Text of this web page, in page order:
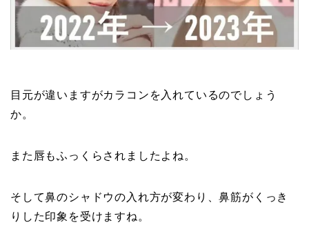
目元が違いますがカラコンを入れているのでしょう
か。
また唇もふっくらされましたよね。
そして鼻のシャドウの入れ方が変わり、鼻筋がくっき
りした印象を受けますね。